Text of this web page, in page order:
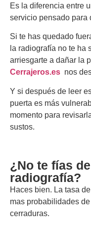
Es la diferencia entre
servicio pensado para
Si te has quedado
la radiografía no te ha
arriesgarte a dañar la
Cerrajeros.es nos
Y si después de leer
puerta es más
momento para
sustos.
¿No te fías
radiografía?
Haces bien. La tasa
mas probabilidades
cerraduras.